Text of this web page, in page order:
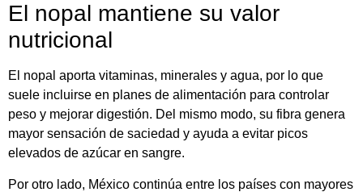
El nopal mantiene su valor
nutricional
El nopal aporta vitaminas, minerales y agua, por lo que
suele incluirse en planes de alimentación para controlar
peso y mejorar digestión. Del mismo modo, su fibra genera
mayor sensación de saciedad y ayuda a evitar picos
elevados de azúcar en sangre.
Por otro lado, México continúa entre los países con mayores